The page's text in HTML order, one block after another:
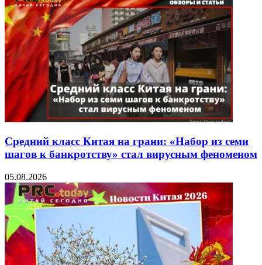
Средний класс Китая на грани: «Набор из семи
шагов к банкротству» стал вирусным феноменом
05.08.2026